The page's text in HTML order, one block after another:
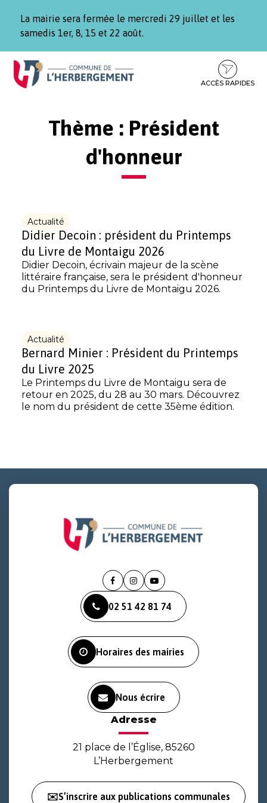
La mairie sera fermée le mercredi 29 juillet et les
samedis 1er, 8, 15 et 22 août.
Aller
Aller
contenu
Aller
pied
ACCÈS RAPIDES
Thème : Président
d'honneur
Actualité
Didier Decoin : président du Printemps
du Livre de Montaigu 2026
Didier Decoin, écrivain majeur de la scène
littéraire française, sera le président d'honneur
du Printemps du Livre de Montaigu 2026.
Actualité
Bernard Minier : Président du Printemps
du Livre 2025
Le Printemps du Livre de Montaigu sera de
retour en 2025, du 28 au 30 mars. Découvrez
le nom du président de cette 35ème édition.
Lien
le
compte
Lien
le
compte
Lien
la
chaîne
02 51 42 81 74
Horaires des mairies
Nous écrire
Adresse
21 place de l’Église, 85260
L’Herbergement
✉️S’inscrire aux publications communales